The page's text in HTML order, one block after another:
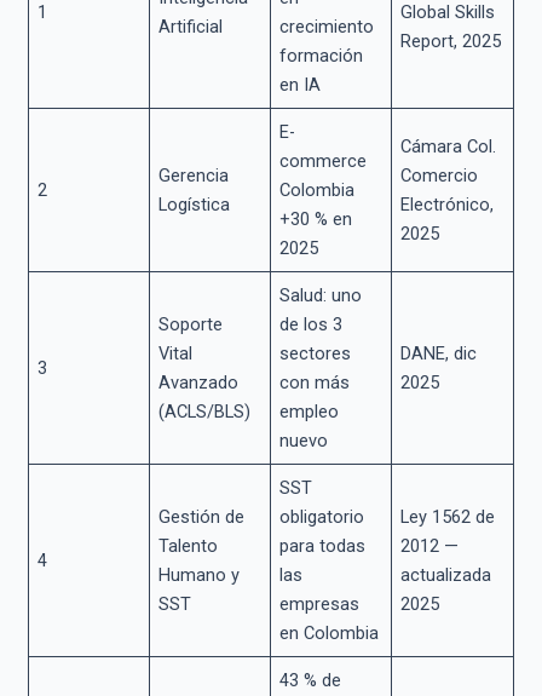
1
Artificial
crecimiento
formación
en IA
Global Skills
Report, 2025
2
Gerencia
Logística
E-
commerce
Colombia
+30 % en
2025
Cámara Col.
Comercio
Electrónico,
2025
3
Soporte
Vital
Avanzado
(ACLS/BLS)
Salud: uno
de los 3
sectores
con más
empleo
nuevo
DANE, dic
2025
4
Gestión de
Talento
Humano y
SST
SST
obligatorio
para todas
las
empresas
en Colombia
Ley 1562 de
2012 —
actualizada
2025
43 % de